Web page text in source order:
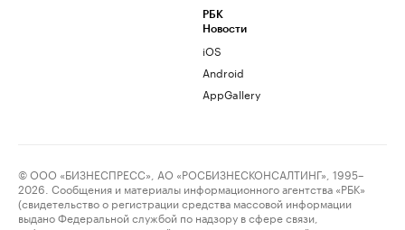
РБК
Новости
iOS
Android
AppGallery
© ООО «БИЗНЕСПРЕСС», АО «РОСБИЗНЕСКОНСАЛТИНГ», 1995–
2026. Сообщения и материалы информационного агентства «РБК»
(свидетельство о регистрации средства массовой информации
выдано Федеральной службой по надзору в сфере связи,